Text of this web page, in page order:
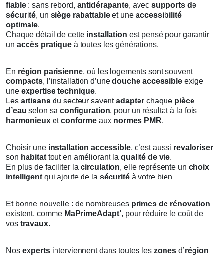
fiable : sans rebord, antidérapante, avec supports de
sécurité, un siège rabattable et une accessibilité
optimale.
Chaque détail de cette installation est pensé pour garantir
un accès pratique à toutes les générations.
En région parisienne, où les logements sont souvent
compacts, l’installation d’une douche accessible exige
une expertise technique.
Les artisans du secteur saventadapter chaque pièce
d’eau selon sa configuration, pour un résultat à la fois
harmonieux etconforme aux normes PMR.
Choisir une installation accessible, c’est aussi revaloriser
son habitat tout en améliorant la qualité de vie.
En plus de faciliter la circulation, elle représente un choix
intelligent qui ajoute de la sécurité à votre bien.
Et bonne nouvelle : de nombreuses primes de rénovation
existent, comme MaPrimeAdapt’, pour réduire le coût de
vos travaux.
Nos experts interviennent dans toutes les zones d’région